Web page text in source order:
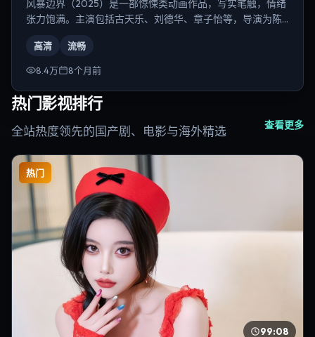
风暴边界（2025）是一部惊悚类动画作品，写实笔触，情绪
张力饱满。主演包括古天乐、刘德华、章子怡等，导演为陈
高清 流畅
8.4万 8个月前
热门影视排行
全站热度领先的国产剧、电影与海外精选 查看更多
热门
99:08